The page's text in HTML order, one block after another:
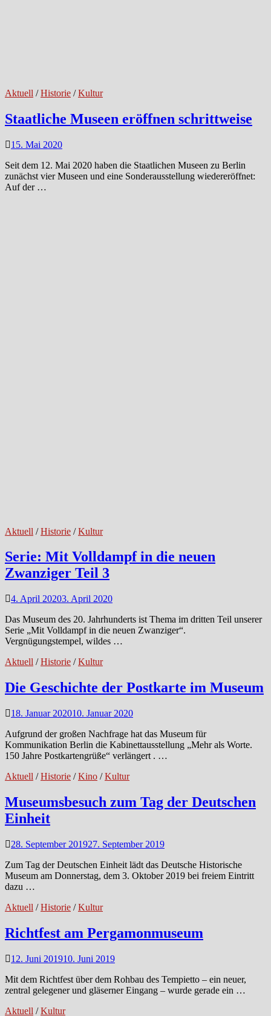
Aktuell /Historie /Kultur
Staatliche Museen eröffnen schrittweise
15. Mai 2020
Seit dem 12. Mai 2020 haben die Staatlichen Museen zu Berlin
zunächst vier Museen und eine Sonderausstellung wiedereröffnet:
Auf der …
Aktuell /Historie /Kultur
Serie: Mit Volldampf in die neuen
Zwanziger Teil 3
4. April 20203. April 2020
Das Museum des 20. Jahrhunderts ist Thema im dritten Teil unserer
Serie „Mit Volldampf in die neuen Zwanziger“.
Vergnügungstempel, wildes …
Aktuell /Historie /Kultur
Die Geschichte der Postkarte im Museum
18. Januar 202010. Januar 2020
Aufgrund der großen Nachfrage hat das Museum für
Kommunikation Berlin die Kabinettausstellung „Mehr als Worte.
150 Jahre Postkartengrüße“ verlängert . …
Aktuell /Historie /Kino /Kultur
Museumsbesuch zum Tag der Deutschen
Einheit
28. September 201927. September 2019
Zum Tag der Deutschen Einheit lädt das Deutsche Historische
Museum am Donnerstag, dem 3. Oktober 2019 bei freiem Eintritt
dazu …
Aktuell /Historie /Kultur
Richtfest am Pergamonmuseum
12. Juni 201910. Juni 2019
Mit dem Richtfest über dem Rohbau des Tempietto – ein neuer,
zentral gelegener und gläserner Eingang – wurde gerade ein …
Aktuell /Kultur